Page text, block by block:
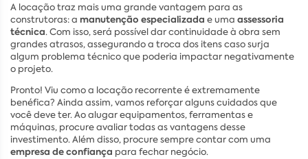
A locação traz mais uma grande vantagem para as
construtoras: a manutenção especializada e uma assessoria
técnica. Com isso, será possível dar continuidade à obra sem
grandes atrasos, assegurando a troca dos itens caso surja
algum problema técnico que poderia impactar negativamente
o projeto.
Pronto! Viu como a locação recorrente é extremamente
benéfica? Ainda assim, vamos reforçar alguns cuidados que
você deve ter. Ao alugar equipamentos, ferramentas e
máquinas, procure avaliar todas as vantagens desse
investimento. Além disso, procure sempre contar com uma
empresa de confiança para fechar negócio.